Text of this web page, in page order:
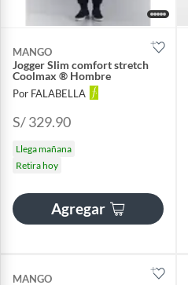
MANGO
Jogger Slim comfort stretch
Coolmax ® Hombre
Por FALABELLA
S/ 329.90
Llega mañana
Retira hoy
Agregar
MANGO